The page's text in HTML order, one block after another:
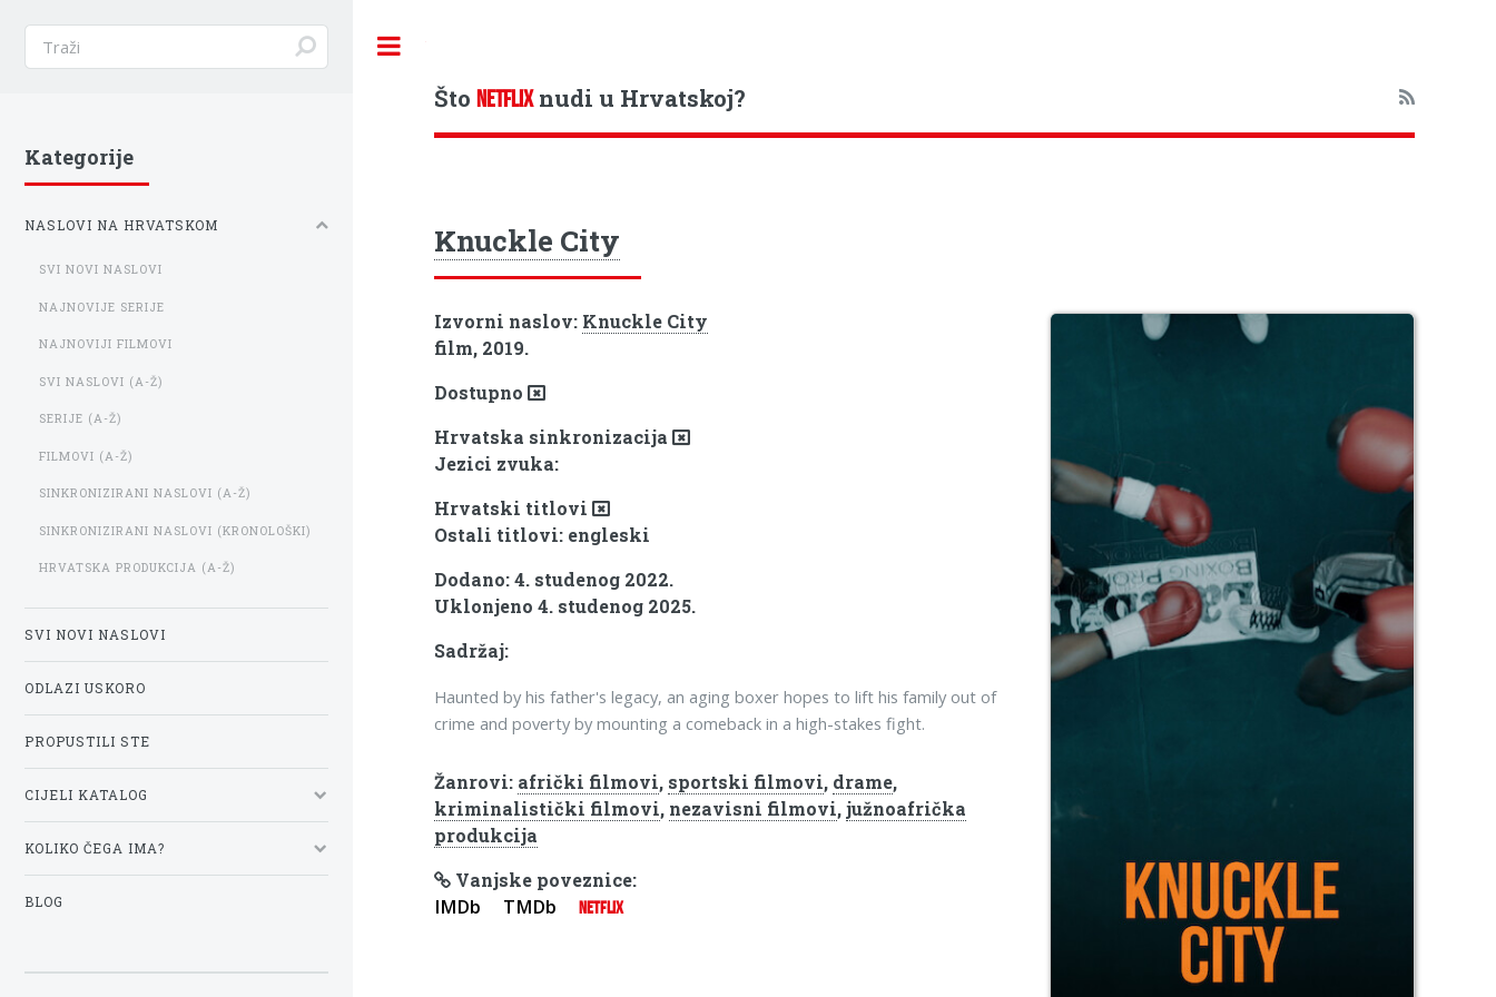
ŠtoNETFLIXnudi u Hrvatskoj?
Knuckle City
Izvorni naslov: Knuckle City
film, 2019.
Dostupno
Hrvatska sinkronizacija
Jezici zvuka:
Hrvatski titlovi
Ostali titlovi: engleski
Dodano: 4. studenog 2022.
Uklonjeno 4. studenog 2025.
Sadržaj:
Haunted by his father's legacy, an aging boxer hopes to lift his family out of
crime and poverty by mounting a comeback in a high-stakes fight.
Žanrovi: afrički filmovi, sportski filmovi, drame,
kriminalistički filmovi, nezavisni filmovi,južnoafrička
produkcija
Vanjske poveznice:
IMDb TMDb NETFLIX
Kategorije
NASLOVI NA HRVATSKOM
SVI NOVI NASLOVI
NAJNOVIJE SERIJE
NAJNOVIJI FILMOVI
SVI NASLOVI (A-Ž)
SERIJE (A-Ž)
FILMOVI (A-Ž)
SINKRONIZIRANI NASLOVI (A-Ž)
SINKRONIZIRANI NASLOVI (KRONOLOŠKI)
HRVATSKA PRODUKCIJA (A-Ž)
SVI NOVI NASLOVI
ODLAZI USKORO
PROPUSTILI STE
CIJELI KATALOG
KOLIKO ČEGA IMA?
BLOG
Toggle